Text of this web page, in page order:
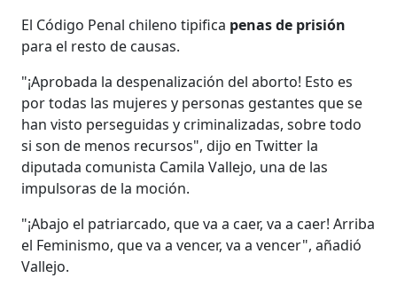
El Código Penal chileno tipifica penas de prisión
para el resto de causas.
"¡Aprobada la despenalización del aborto! Esto es
por todas las mujeres y personas gestantes que se
han visto perseguidas y criminalizadas, sobre todo
si son de menos recursos", dijo en Twitter la
diputada comunista Camila Vallejo, una de las
impulsoras de la moción.
"¡Abajo el patriarcado, que va a caer, va a caer! Arriba
el Feminismo, que va a vencer, va a vencer", añadió
Vallejo.